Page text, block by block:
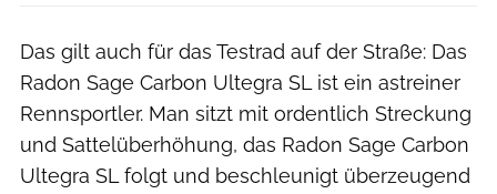
Das gilt auch für das Testrad auf der Straße: Das
Radon Sage Carbon Ultegra SL ist ein astreiner
Rennsportler. Man sitzt mit ordentlich Streckung
und Sattelüberhöhung, das Radon Sage Carbon
Ultegra SL folgt und beschleunigt überzeugend